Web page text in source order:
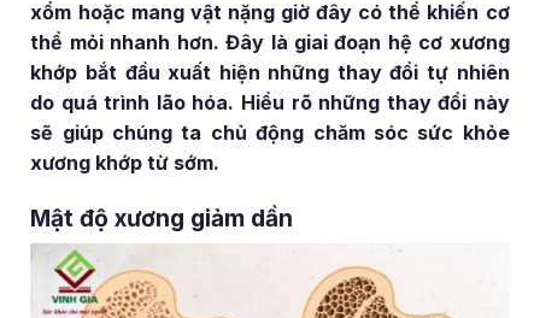
xổm hoặc mang vật nặng giờ đây có thể khiến cơ
thể mỏi nhanh hơn. Đây là giai đoạn hệ cơ xương
khớp bắt đầu xuất hiện những thay đổi tự nhiên
do quá trình lão hóa. Hiểu rõ những thay đổi này
sẽ giúp chúng ta chủ động chăm sóc sức khỏe
xương khớp từ sớm.
Mật độ xương giảm dần